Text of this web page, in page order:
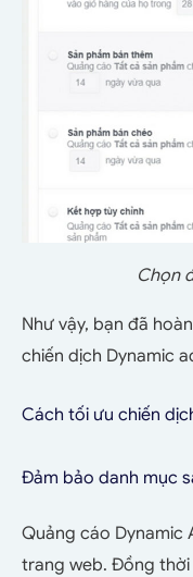
Chọn
Như vậy, bạn đã
chiến dịch Dynamic
Cách tối ưu chiến
Đảm bảo danh mục
Quảng cáo Dynamic
trang web. Đồng thời